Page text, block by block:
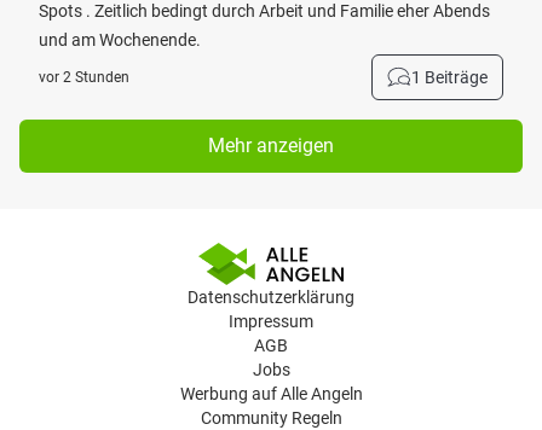
Spots . Zeitlich bedingt durch Arbeit und Familie eher Abends
und am Wochenende.
vor 2 Stunden 1 Beiträge
Mehr anzeigen
Datenschutzerklärung
Impressum
AGB
Jobs
Werbung auf Alle Angeln
Community Regeln